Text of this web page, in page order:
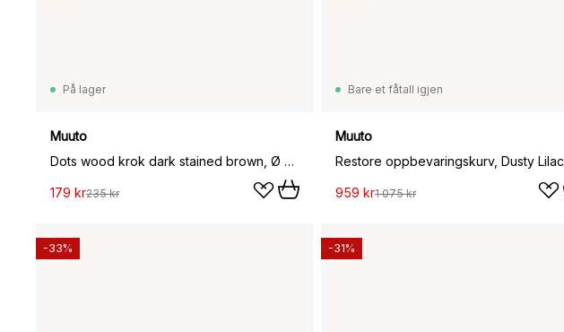
På lager
Muuto
Dots wood krok dark stained brown, Ø 6,5 cm
179 kr235 kr
Bare et fåtall igjen
Muuto
Restore oppbevaringskurv, Dusty Lilac
959 kr1 075 kr
-33% -31%